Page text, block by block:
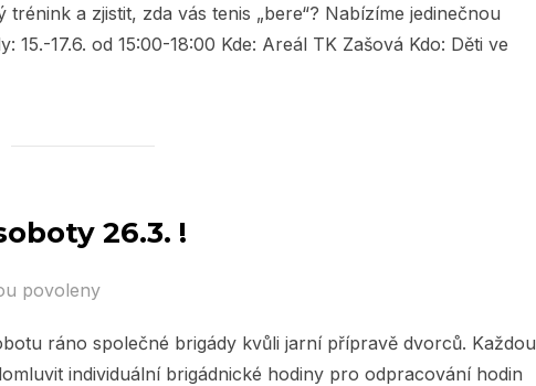
a zjistit, zda vás tenis „bere“? Nabízíme jedinečnou
17.6. od 15:00-18:00 Kde: Areál TK Zašová Kdo: Děti ve
26.3. !
povoleny
ráno společné brigády kvůli jarní přípravě dvorců. Každou
individuální brigádnické hodiny pro odpracování hodin